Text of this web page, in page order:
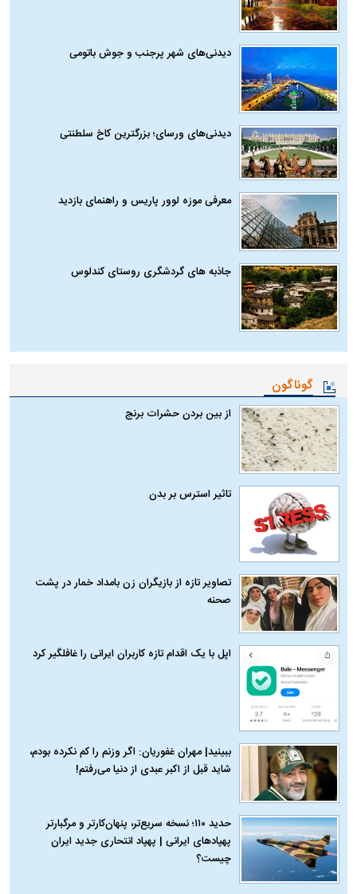
دیدنی‌های شهر پرجنب و جوش باتومی
دیدنی‌های ورسای؛ بزرگترین کاخ سلطنتی
معرفی موزه لوور پاریس و راهنمای بازدید
جاذبه های گردشگری روستای کندلوس
گوناگون
از بین بردن حشرات برنج
تاثیر استرس بر بدن
تصاویر تازه از بازیگران زن بامداد خمار در پشت
صحنه
اپل با یک اقدام تازه کاربران ایرانی را غافلگیر کرد
ببینید| مهران غفوریان: اگر وزنم را کم نکرده بودم،
شاید قبل از اکبر عبدی از دنیا می‌رفتم!
حدید ۱۱۰؛ نسخه سریع‌تر، پنهان‌کارتر و مرگبارتر
پهپادهای ایرانی | پهپاد انتحاری جدید ایران
چیست؟